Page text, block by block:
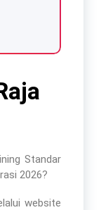
Standar
2026?
website